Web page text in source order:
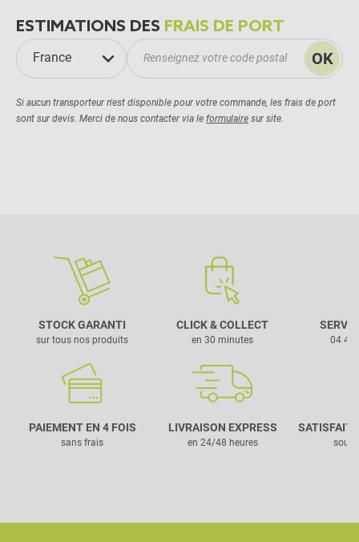
ESTIMATIONS DES FRAIS DE PORT
France OK
Si aucun transporteur n'est disponible pour votre commande, les frais de port
sont sur devis. Merci de nous contacter via le formulaire sur site.
STOCK GARANTI
sur tous nos produits
CLICK & COLLECT
en 30 minutes
PAIEMENT EN 4 FOIS
sans frais
LIVRAISON EXPRESS
en 24/48 heures
04 42
SATISFAIT
sous